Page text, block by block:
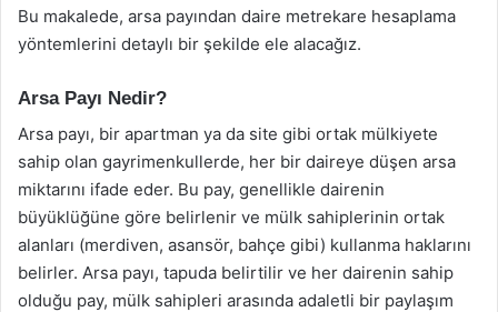
Bu makalede, arsa payından daire metrekare hesaplama
yöntemlerini detaylı bir şekilde ele alacağız.
Arsa Payı Nedir?
Arsa payı, bir apartman ya da site gibi ortak mülkiyete
sahip olan gayrimenkullerde, her bir daireye düşen arsa
miktarını ifade eder. Bu pay, genellikle dairenin
büyüklüğüne göre belirlenir ve mülk sahiplerinin ortak
alanları (merdiven, asansör, bahçe gibi) kullanma haklarını
belirler. Arsa payı, tapuda belirtilir ve her dairenin sahip
olduğu pay, mülk sahipleri arasında adaletli bir paylaşım